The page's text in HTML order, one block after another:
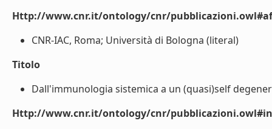
Http://www.cnr.it/ontology/cnr/
CNR-IAC, Roma; Università di Bologna (literal)
Titolo
Dall'immunologia sistemica a un (quasi)self
Http://www.cnr.it/ontology/cnr/